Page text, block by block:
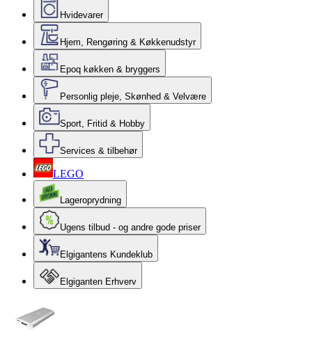
Hvidevarer
Hjem, Rengøring & Køkkenudstyr
Epoq køkken & bryggers
Personlig pleje, Skønhed & Velvære
Sport, Fritid & Hobby
Services & tilbehør
LEGO
Lageroprydning
Ugens tilbud - og andre gode priser
Elgigantens Kundeklub
Elgiganten Erhverv